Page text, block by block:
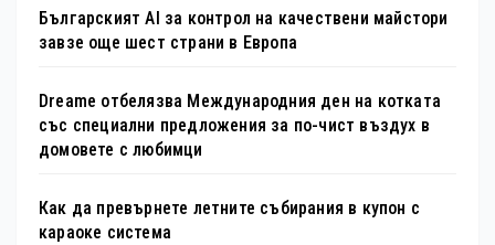
Българският AI за контрол на качествени майстори
завзе още шест страни в Европа
Dreame отбелязва Международния ден на котката
със специални предложения за по-чист въздух в
домовете с любимци
Как да превърнете летните събирания в купон с
караоке система